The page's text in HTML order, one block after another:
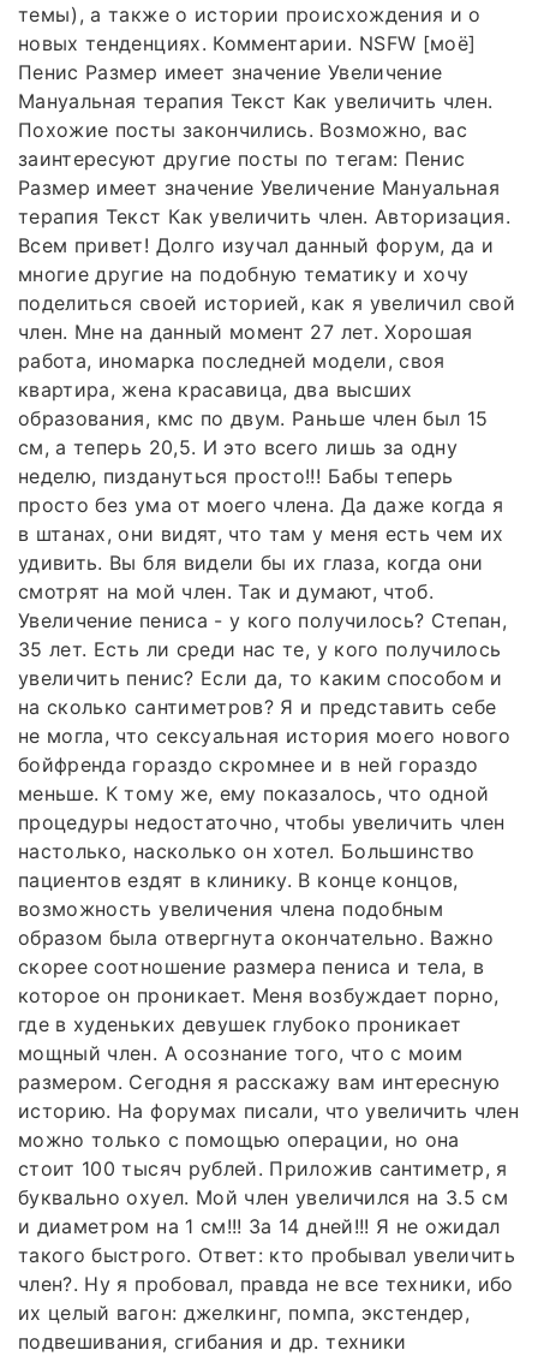
темы), а также о истории происхождения и о
новых тенденциях. Комментарии. NSFW [моё]
Пенис Размер имеет значение Увеличение
Мануальная терапия Текст Как увеличить член.
Похожие посты закончились. Возможно, вас
заинтересуют другие посты по тегам: Пенис
Размер имеет значение Увеличение Мануальная
терапия Текст Как увеличить член. Авторизация.
Всем привет! Долго изучал данный форум, да и
многие другие на подобную тематику и хочу
поделиться своей историей, как я увеличил свой
член. Мне на данный момент 27 лет. Хорошая
работа, иномарка последней модели, своя
квартира, жена красавица, два высших
образования, кмс по двум. Раньше член был 15
см, а теперь 20,5. И это всего лишь за одну
неделю, пиздануться просто!!! Бабы теперь
просто без ума от моего члена. Да даже когда я
в штанах, они видят, что там у меня есть чем их
удивить. Вы бля видели бы их глаза, когда они
смотрят на мой член. Так и думают, чтоб.
Увеличение пениса - у кого получилось? Степан,
35 лет. Есть ли среди нас те, у кого получилось
увеличить пенис? Если да, то каким способом и
на сколько сантиметров? Я и представить себе
не могла, что сексуальная история моего нового
бойфренда гораздо скромнее и в ней гораздо
меньше. К тому же, ему показалось, что одной
процедуры недостаточно, чтобы увеличить член
настолько, насколько он хотел. Большинство
пациентов ездят в клинику. В конце концов,
возможность увеличения члена подобным
образом была отвергнута окончательно. Важно
скорее соотношение размера пениса и тела, в
которое он проникает. Меня возбуждает порно,
где в худеньких девушек глубоко проникает
мощный член. А осознание того, что с моим
размером. Сегодня я расскажу вам интересную
историю. На форумах писали, что увеличить член
можно только с помощью операции, но она
стоит 100 тысяч рублей. Приложив сантиметр, я
буквально охуел. Мой член увеличился на 3.5 см
и диаметром на 1 см!!! За 14 дней!!! Я не ожидал
такого быстрого. Ответ: кто пробывал увеличить
член?. Ну я пробовал, правда не все техники, ибо
их целый вагон: джелкинг, помпа, экстендер,
подвешивания, сгибания и др. техники